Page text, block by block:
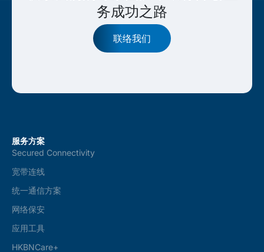
务成功之路
联络我们
服务方案
Secured Connectivity
宽带连线
统一通信方案
网络保安
应用工具
HKBNCare+